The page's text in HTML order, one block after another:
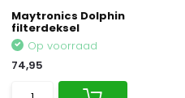
Maytronics Dolphin
filterdeksel
Op voorraad
74,95